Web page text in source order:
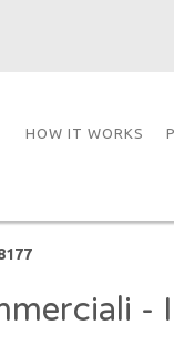
HOW IT WORKS
-